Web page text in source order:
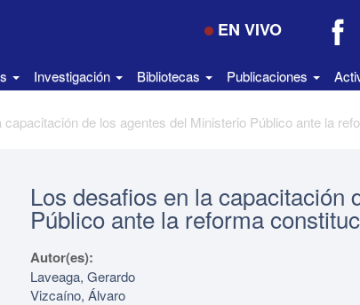
EN VIVO
Investigación Bibliotecas Publicaciones
Los desafios en la capacitación
Público ante la reforma
Autor(es):
Laveaga, Gerardo
Vizcaíno, Álvaro